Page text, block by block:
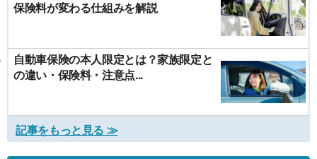
保険料が変わる仕組みを解説
自動車保険の本人限定とは？家族限定と
の違い・保険料・注意点...
記事をもっと見る ≫